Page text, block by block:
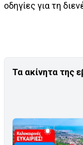
οδηγίες για τη
Τα ακίνητα της